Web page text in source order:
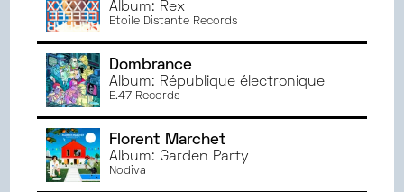
Album: Rex
Etoile Distante Records
Dombrance
Album: République électronique
E.47 Records
Florent Marchet
Album: Garden Party
Nodiva